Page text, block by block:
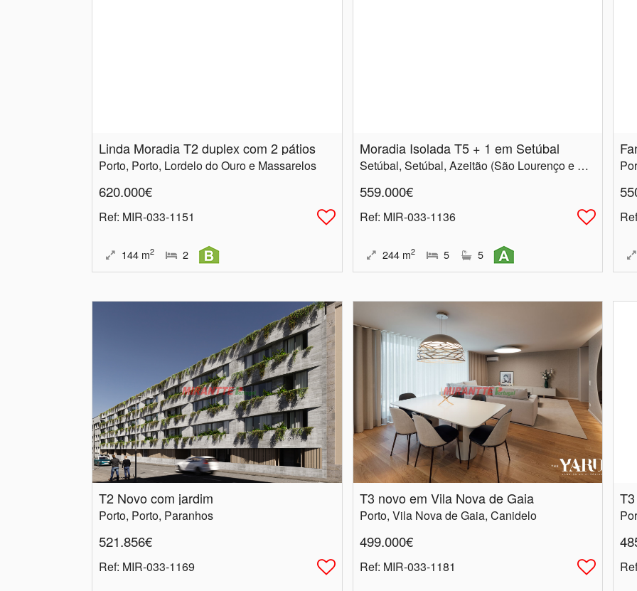
Linda Moradia T2 duplex com 2 pátios
Porto, Porto, Lordelo do Ouro e Massarelos
620.000€
Ref: MIR-033-1151
144 m2 2
Moradia Isolada T5 + 1 em Setúbal
Setúbal, Setúbal, Azeitão (São Lourenço e São Simão)
559.000€
Ref: MIR-033-1136
244 m2 5 5
T2 Novo com jardim
Porto, Porto, Paranhos
521.856€
Ref: MIR-033-1169
T3 novo em Vila Nova de Gaia
Porto, Vila Nova de Gaia, Canidelo
499.000€
Ref: MIR-033-1181